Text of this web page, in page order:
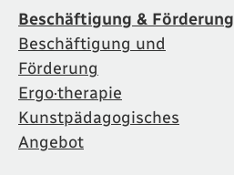
Beschäftigung & Förderung
Beschäftigung und
Förderung
Ergo·therapie
Kunstpädagogisches
Angebot